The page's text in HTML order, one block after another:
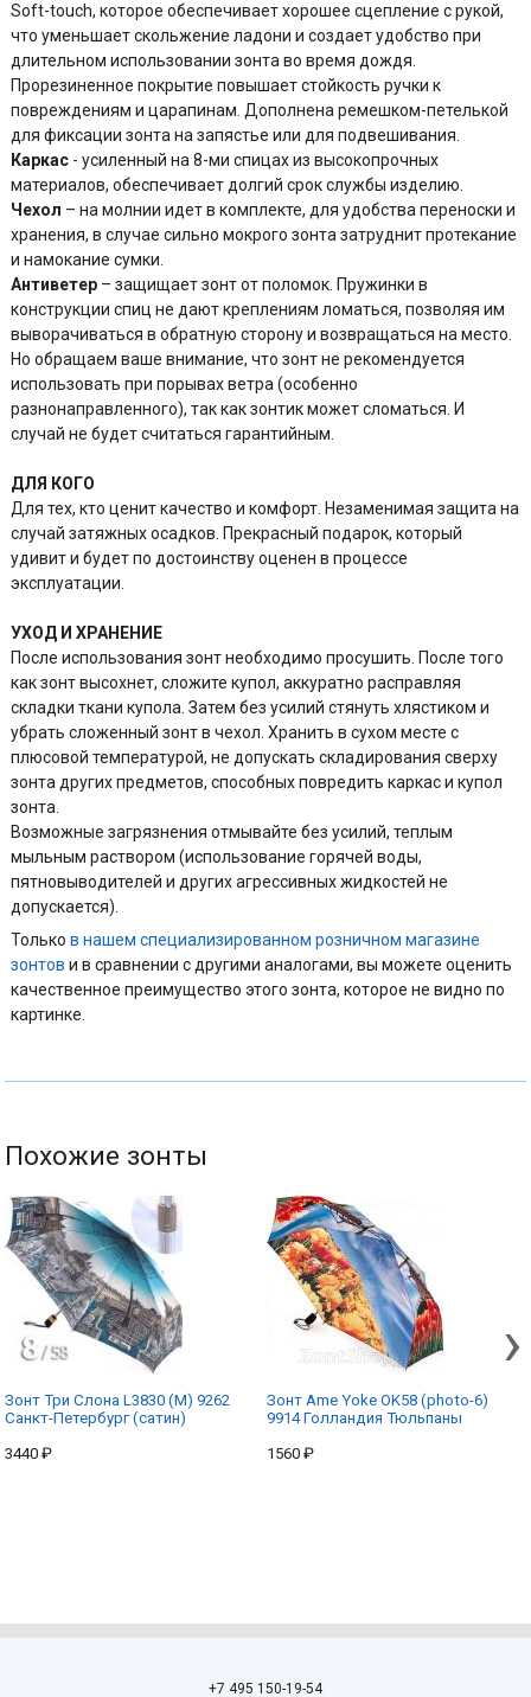
Soft-touch, которое обеспечивает хорошее сцепление с рукой,
что уменьшает скольжение ладони и создает удобство при
длительном использовании зонта во время дождя.
Прорезиненное покрытие повышает стойкость ручки к
повреждениям и царапинам. Дополнена ремешком-петелькой
для фиксации зонта на запястье или для подвешивания.
Каркас - усиленный на 8-ми спицах из высокопрочных
материалов, обеспечивает долгий срок службы изделию.
Чехол – на молнии идет в комплекте, для удобства переноски и
хранения, в случае сильно мокрого зонта затруднит протекание
и намокание сумки.
Антиветер – защищает зонт от поломок. Пружинки в
конструкции спиц не дают креплениям ломаться, позволяя им
выворачиваться в обратную сторону и возвращаться на место.
Но обращаем ваше внимание, что зонт не рекомендуется
использовать при порывах ветра (особенно
разнонаправленного), так как зонтик может сломаться. И
случай не будет считаться гарантийным.
ДЛЯ КОГО
Для тех, кто ценит качество и комфорт. Незаменимая защита на
случай затяжных осадков. Прекрасный подарок, который
удивит и будет по достоинству оценен в процессе
эксплуатации.
УХОД И ХРАНЕНИЕ
После использования зонт необходимо просушить. После того
как зонт высохнет, сложите купол, аккуратно расправляя
складки ткани купола. Затем без усилий стянуть хлястиком и
убрать сложенный зонт в чехол. Хранить в сухом месте с
плюсовой температурой, не допускать складирования сверху
зонта других предметов, способных повредить каркас и купол
зонта.
Возможные загрязнения отмывайте без усилий, теплым
мыльным раствором (использование горячей воды,
пятновыводителей и других агрессивных жидкостей не
допускается).
Тольков нашем специализированном розничном магазине
зонтов и в сравнении с другими аналогами, вы можете оценить
качественное преимущество этого зонта, которое не видно по
картинке.
Похожие зонты
Зонт Три Слона L3830 (M) 9262
Санкт-Петербург (сатин)
3440 ₽
Зонт Ame Yoke OK58 (photo-6)
9914 Голландия Тюльпаны
1560 ₽
›
+7 495 150-19-54